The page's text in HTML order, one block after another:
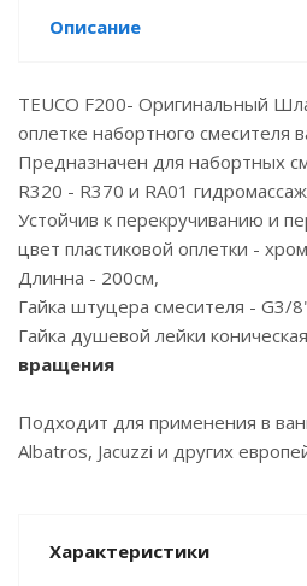
Описание
TEUCO F200- Оригинальный
оплетке набортного смесителя
Предназначен для набортных
R320 - R370 и RA01
Устойчив к перекручиванию и
цвет пластиковой оплетки -
Длинна - 200см,
Гайка штуцера смесителя - G3/
Гайка душевой лейки
вращения
Подходит для применения в
Albatros, Jacuzzi и других
Характеристики